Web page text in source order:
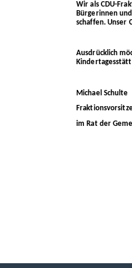
Wir als CDU-
Bürgerinnen
schaffen. Unser
Ausdrücklich
Michael Schulte
im Rat der